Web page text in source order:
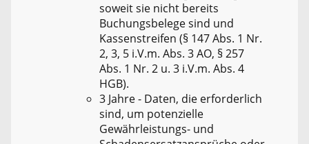
soweit sie nicht bereits
Buchungsbelege sind und
Kassenstreifen (§ 147 Abs. 1 Nr.
2, 3, 5 i.V.m. Abs. 3 AO, § 257
Abs. 1 Nr. 2 u. 3 i.V.m. Abs. 4
HGB).
3 Jahre - Daten, die erforderlich
sind, um potenzielle
Gewährleistungs- und